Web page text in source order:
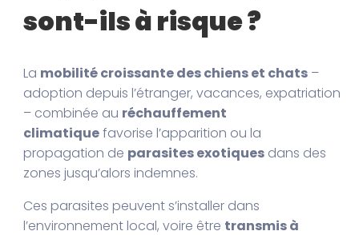
sont-ils à risque ?
La mobilité croissante des chiens et chats –
adoption depuis l’étranger, vacances, expatriation
– combinée au réchauffement
climatiquefavorise l’apparition ou la
propagation de parasites exotiques dans des
zones jusqu’alors indemnes.
Ces parasites peuvent s’installer dans
l’environnement local, voire être transmis à